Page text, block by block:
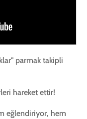
parmak takipli
hareket ettir!
eğlendiriyor, hem